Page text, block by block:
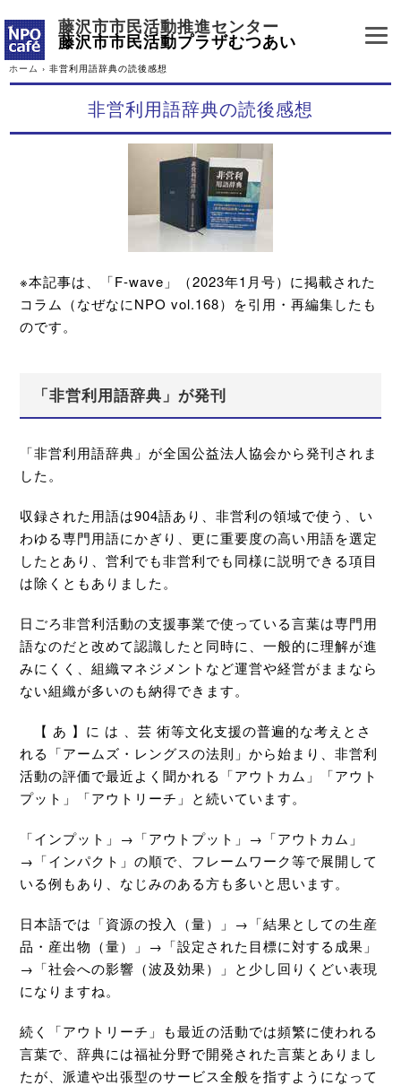
藤沢市市民活動推進センター
藤沢市市民活動プラザむつあい
ホーム › 非営利用語辞典の読後感想
非営利用語辞典の読後感想
※本記事は、「F-wave」（2023年1月号）に掲載された
コラム（なぜなにNPO vol.168）を引用・再編集したも
のです。
「非営利用語辞典」が発刊
「非営利用語辞典」が全国公益法人協会から発刊されま
した。
収録された用語は904語あり、非営利の領域で使う、い
わゆる専門用語にかぎり、更に重要度の高い用語を選定
したとあり、営利でも非営利でも同様に説明できる項目
は除くともありました。
日ごろ非営利活動の支援事業で使っている言葉は専門用
語なのだと改めて認識したと同時に、一般的に理解が進
みにくく、組織マネジメントなど運営や経営がままなら
ない組織が多いのも納得できます。
【 あ 】に は 、芸 術等文化支援の普遍的な考えとさ
れる「アームズ・レングスの法則」から始まり、非営利
活動の評価で最近よく聞かれる「アウトカム」「アウト
プット」「アウトリーチ」と続いています。
「インプット」→「アウトプット」→「アウトカム」
→「インパクト」の順で、フレームワーク等で展開して
いる例もあり、なじみのある方も多いと思います。
日本語では「資源の投入（量）」→「結果としての生産
品・産出物（量）」→「設定された目標に対する成果」
→「社会への影響（波及効果）」と少し回りくどい表現
になりますね。
続く「アウトリーチ」も最近の活動では頻繁に使われる
言葉で、辞典には福祉分野で開発された言葉とありまし
たが、派遣や出張型のサービス全般を指すようになって